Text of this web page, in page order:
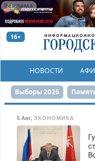
Реклама
16+
НОВОСТИ
Выборы 2026
Реконструкция
80-летие Победы
5 Авг, ЭКОНОМИКА